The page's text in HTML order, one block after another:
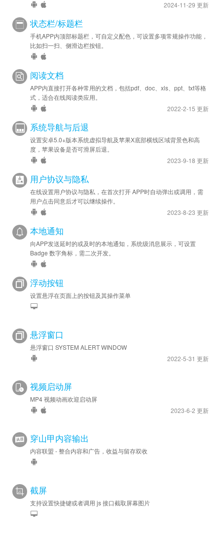
2024-11-29 更新
状态栏/标题栏
手机APP内顶部标题栏，可自定义配色，可设置多项常规操作功能，
比如扫一扫、侧滑边栏按钮。
阅读文档
APP内直接打开各种常用的文档，包括pdf、doc、xls、ppt、txt等格
式，适合在线阅读类应用。
2022-2-15 更新
系统导航与后退
设置安卓5.0+版本系统虚拟导航及苹果X底部横线区域背景色和高
度，苹果设备是否可滑屏后退。
2023-9-18 更新
用户协议与隐私
在线设置用户协议与隐私，在首次打开 APP时自动弹出或调用，需
用户点击同意后才可以继续操作。
2023-8-23 更新
本地通知
向APP发送延时的或及时的本地通知，系统级消息展示，可设置
Badge 数字角标，需二次开发。
浮动按钮
设置悬浮在页面上的按钮及其操作菜单
悬浮窗口
悬浮窗口 SYSTEM ALERT WINDOW
2022-5-31 更新
视频启动屏
MP4 视频动画欢迎启动屏
2023-6-2 更新
穿山甲内容输出
内容联盟 - 整合内容和广告，收益与留存双收
截屏
支持设置快捷键或者调用 js 接口截取屏幕图片